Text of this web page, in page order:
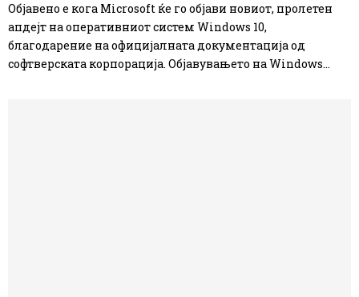
Објавено е кога Microsoft ќе го објави новиот, пролетен
апдејт на оперативниот систем Windows 10,
благодарение на официјалната документација од
софтверската корпорација. Објавувањето на Windows...